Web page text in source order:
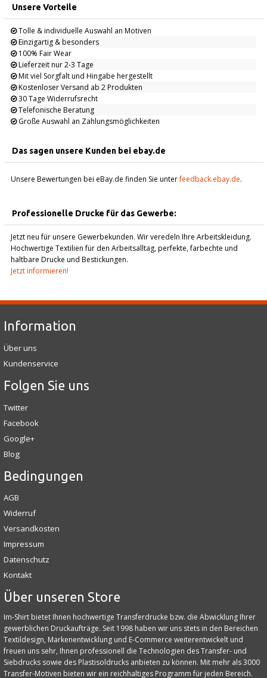
Unsere Vorteile
Tolle & individuelle Auswahl an Motiven
Einzigartig & besonders
100% Fair Wear
Lieferzeit nur 2-3 Tage
Mit viel Sorgfalt und Hingabe hergestellt
Kostenloser Versand ab 2 Produkten
30 Tage Widerrufsrecht
Telefonische Beratung
Große Auswahl an Zahlungsmöglichkeiten
Das sagen unsere Kunden bei ebay.de
Unsere Bewertungen bei eBay.de finden Sie unterfeedback.ebay.de.
Professionelle Drucke für das Gewerbe:
Jetzt neu für unsere Gewerbekunden. Wir veredeln Ihre Arbeitskleidung.
Hochwertige Textilien für den Arbeitsalltag, perfekte, farbechte und
haltbare Drucke und Bestickungen.
Jetzt informieren!
Information
Über uns
Kundenservice
Folgen Sie uns
Twitter
Facebook
Google+
Blog
Bedingungen
AGB
Widerruf
Versandkosten
Impressum
Datenschutz
Kontakt
Über unseren Store
Im-Shirt bietet Ihnen hochwertige Transferdrucke bzw. die Abwicklung Ihrer
gewerblichen Druckaufträge. Seit 1998 haben wir uns stets in den Bereichen
Textildesign, Markenentwicklung und E‑Commerce weiterentwickelt und
freuen uns sehr, Ihnen professionell die Technologien des Transfer- und
Siebdrucks sowie des Plastisoldrucks anbieten zu können. Mit mehr als 3000
Transfer-Motiven bieten wir ein reichhaltiges Programm für jeden Bereich.